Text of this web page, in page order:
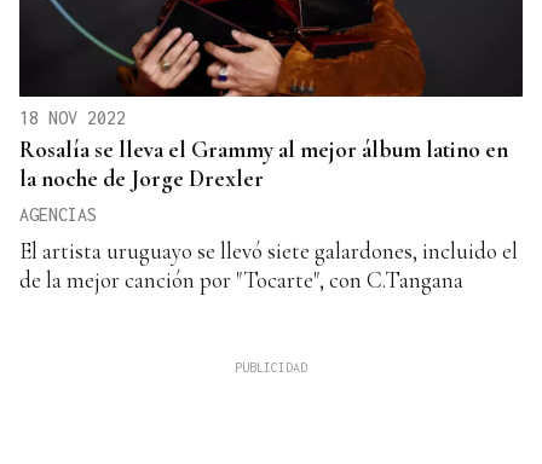
18 NOV 2022
Rosalía se lleva el Grammy al mejor álbum latino en
la noche de Jorge Drexler
AGENCIAS
El artista uruguayo se llevó siete galardones, incluido el
de la mejor canción por "Tocarte", con C.Tangana